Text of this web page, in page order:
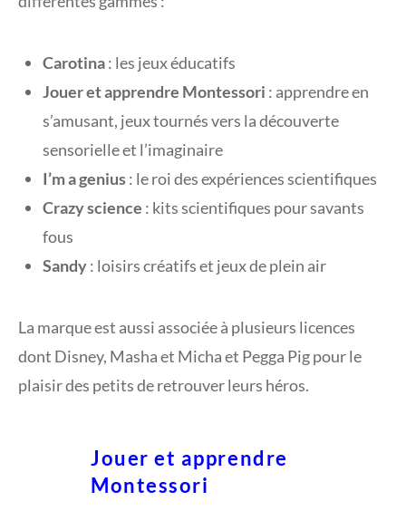
Carotina: les jeux éducatifs
Jouer et apprendre Montessori : apprendre en
s’amusant, jeux tournés vers la découverte
sensorielle et l’imaginaire
I’m a genius: le roi des expériences scientifiques
Crazy science : kits scientifiques pour savants
fous
Sandy: loisirs créatifs et jeux de plein air
La marque est aussi associée à plusieurs licences
dont Disney, Masha et Micha et Pegga Pig pour le
plaisir des petits de retrouver leurs héros.
Jouer et apprendre
Montessori